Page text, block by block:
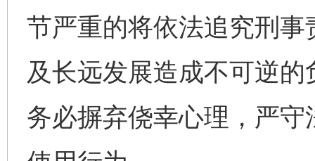
节严重的将依法追究刑
及长远发展造成不可逆
务必摒弃侥幸心理，严
网上购药对药下症？